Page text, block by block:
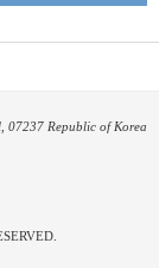
07237 Republic of Korea